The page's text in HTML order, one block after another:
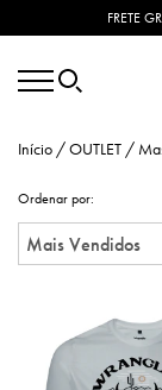
FRETE
Início /OUTLET /
Ordenar por: